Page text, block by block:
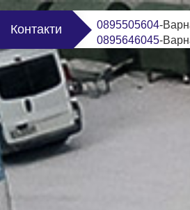
0895505604-
0895646045-
Контакти